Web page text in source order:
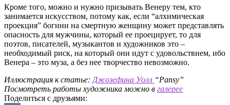
Кроме того, можно и нужно призывать Венеру тем, кто
занимается искусством, потому как, если “алхимическая
проекция” богини на смертную женщину может представлять
опасность для мужчины, который ее проецирует, то для
поэтов, писателей, музыкантов и художников это –
необходимый риск, на который они идут с удовольствием, ибо
Венера – это муза, а без нее творчество невозможно.
Иллюстрация к статье: Джозефина Уолл “Pansy”
Посмотреть работы художника можно в галерее
Поделиться с друзьями: